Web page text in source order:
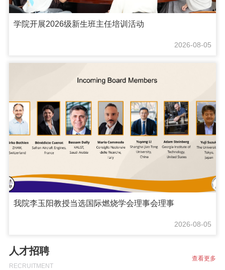
学院开展2026级新生班主任培训活动
2026-08-05
我院李玉阳教授当选国际燃烧学会理事会理事
2026-08-05
人才招聘
RECRUITMENT
查看更多